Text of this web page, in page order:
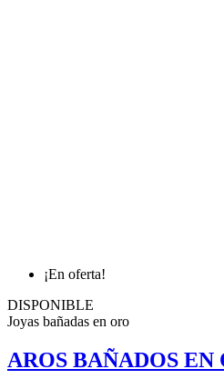
¡En oferta!
DISPONIBLE
Joyas bañadas en oro
AROS BAÑADOS EN